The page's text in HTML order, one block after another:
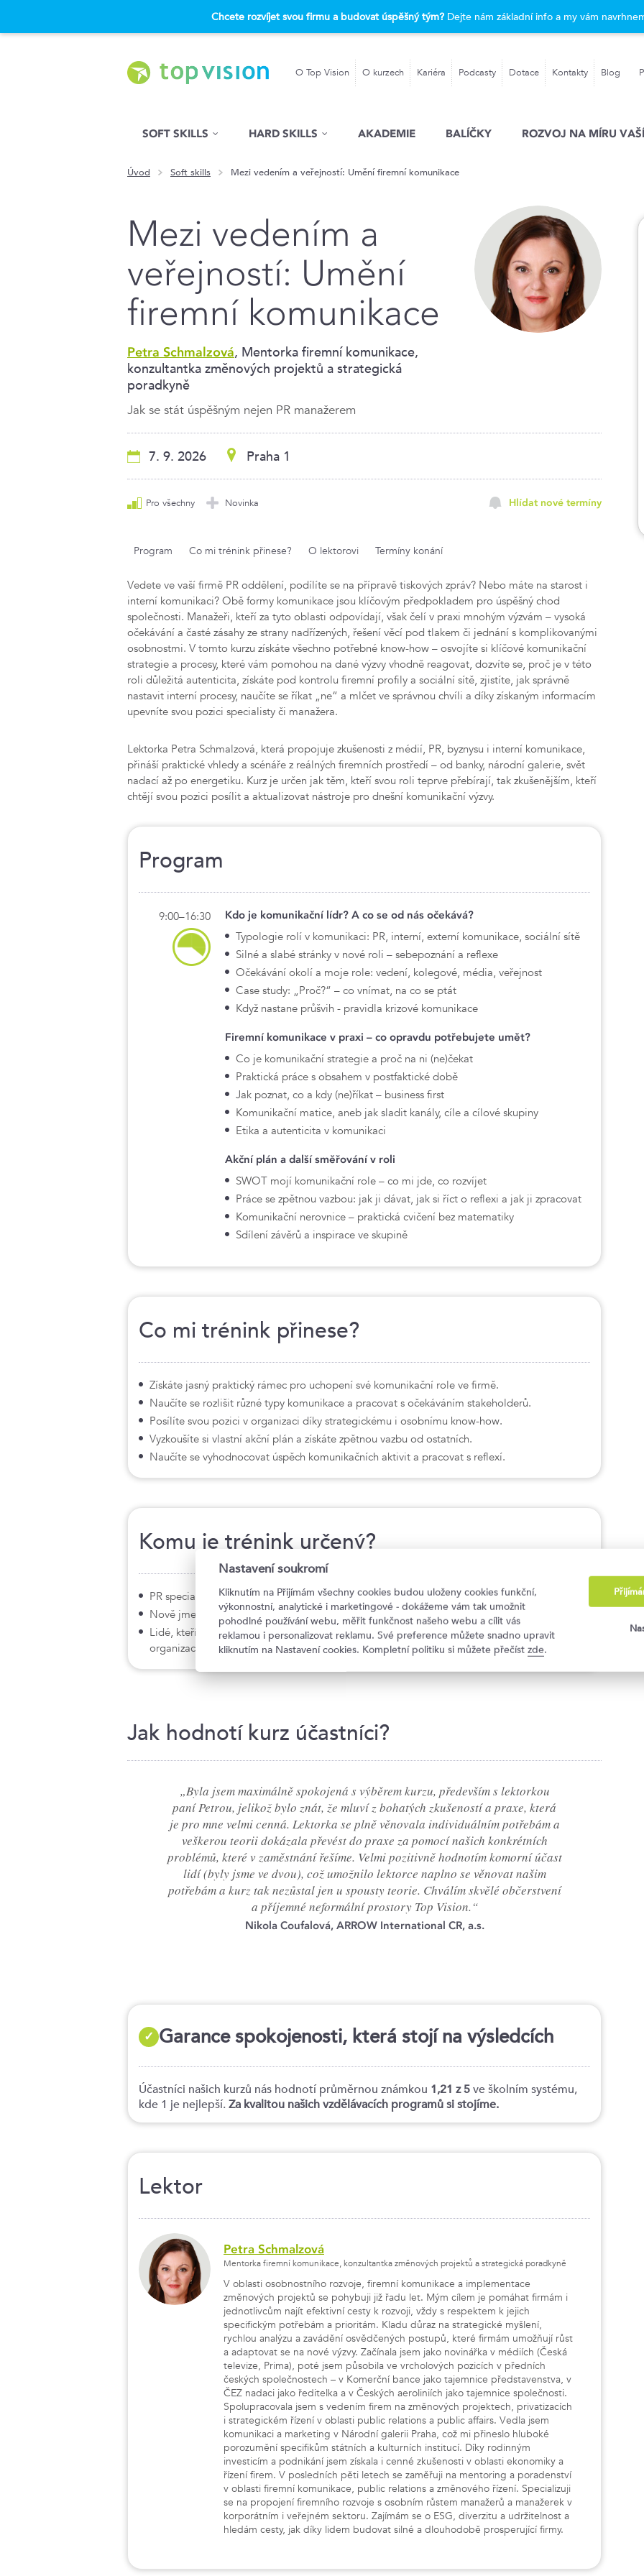
Chcete rozvíjet svou firmu a budovat úspěšný tým?Dejte nám základní info a my vám
O Top Vision O kurzech Kariéra Podcasty Dotace Kontakty Blog
SOFT SKILLS HARD SKILLS AKADEMIE BALÍČKY ROZVOJ NA MÍRU
Úvod Soft skills Mezi vedením a veřejností: Umění firemní komunikace
Mezi vedením a
veřejností: Umění
firemní komunikace
Petra Schmalzová, Mentorka firemní komunikace,
konzultantka změnových projektů a strategická
poradkyně
Jak se stát úspěšným nejen PR manažerem
7. 9. 2026 Praha 1
Pro všechny Novinka Hlídat nové termíny
Program Co mi trénink přinese? O lektorovi Termíny konání
Vedete ve vaší firmě PR oddělení, podílíte se na přípravě tiskových zpráv? Nebo máte na starost i
interní komunikaci? Obě formy komunikace jsou klíčovým předpokladem pro úspěšný chod
společnosti. Manažeři, kteří za tyto oblasti odpovídají, však čelí v praxi mnohým výzvám – vysoká
očekávání a časté zásahy ze strany nadřízených, řešení věcí pod tlakem či jednání s komplikovanými
osobnostmi. V tomto kurzu získáte všechno potřebné know-how – osvojíte si klíčové komunikační
strategie a procesy, které vám pomohou na dané výzvy vhodně reagovat, dozvíte se, proč je v této
roli důležitá autenticita, získáte pod kontrolu firemní profily a sociální sítě, zjistíte, jak správně
nastavit interní procesy, naučíte se říkat „ne“ a mlčet ve správnou chvíli a díky získaným informacím
upevníte svou pozici specialisty či manažera.
Lektorka Petra Schmalzová, která propojuje zkušenosti z médií, PR, byznysu i interní komunikace,
přináší praktické vhledy a scénáře z reálných firemních prostředí – od banky, národní galerie, svět
nadací až po energetiku. Kurz je určen jak těm, kteří svou roli teprve přebírají, tak zkušenějším, kteří
chtějí svou pozici posílit a aktualizovat nástroje pro dnešní komunikační výzvy.
Program
9:00–16:30
Kdo je komunikační lídr? A co se od nás očekává?
Typologie rolí v komunikaci: PR, interní, externí komunikace, sociální sítě
Silné a slabé stránky v nové roli – sebepoznání a reflexe
Očekávání okolí a moje role: vedení, kolegové, média, veřejnost
Case study: „Proč?“ – co vnímat, na co se ptát
Když nastane průšvih - pravidla krizové komunikace
Firemní komunikace v praxi – co opravdu potřebujete umět?
Co je komunikační strategie a proč na ni (ne)čekat
Praktická práce s obsahem v postfaktické době
Jak poznat, co a kdy (ne)říkat – business first
Komunikační matice, aneb jak sladit kanály, cíle a cílové skupiny
Etika a autenticita v komunikaci
Akční plán a další směřování v roli
SWOT mojí komunikační role – co mi jde, co rozvíjet
Práce se zpětnou vazbou: jak ji dávat, jak si říct o reflexi a jak ji zpracovat
Komunikační nerovnice – praktická cvičení bez matematiky
Sdílení závěrů a inspirace ve skupině
Co mi trénink přinese?
Získáte jasný praktický rámec pro uchopení své komunikační role ve firmě.
Naučíte se rozlišit různé typy komunikace a pracovat s očekáváním stakeholderů.
Posílíte svou pozici v organizaci díky strategickému i osobnímu know-how.
Vyzkoušíte si vlastní akční plán a získáte zpětnou vazbu od ostatních.
Naučíte se vyhodnocovat úspěch komunikačních aktivit a pracovat s reflexí.
Komu je trénink určený?
PR specialisté, tiskoví mluvčí, komunikační koordinátoři
Nově jmenovaní manažeři interní a externí komunikace
Lidé, kteří přebírají odpovědnost za komunikační agendu ve firmách, institucích, neziskových
organizacích
Jak hodnotí kurz účastníci?
„Byla jsem maximálně spokojená s výběrem kurzu, především s lektorkou
paní Petrou, jelikož bylo znát, že mluví z bohatých zkušeností a praxe, která
je pro mne velmi cenná. Lektorka se plně věnovala individuálním potřebám a
veškerou teorii dokázala převést do praxe za pomocí našich konkrétních
problémů, které v zaměstnání řešíme. Velmi pozitivně hodnotím komorní účast
lidí (byly jsme ve dvou), což umožnilo lektorce naplno se věnovat našim
potřebám a kurz tak nezůstal jen u spousty teorie. Chválím skvělé občerstvení
a příjemné neformální prostory Top Vision.“
Nikola Coufalová, ARROW International CR, a.s.
✓ Garance spokojenosti, která stojí na výsledcích
Účastníci našich kurzů nás hodnotí průměrnou známkou 1,21 z 5ve školním systému,
kde 1 je nejlepší. Za kvalitou našich vzdělávacích programů si stojíme.
Lektor
Petra Schmalzová
Mentorka firemní komunikace, konzultantka změnových projektů a strategická poradkyně
V oblasti osobnostního rozvoje, firemní komunikace a implementace
změnových projektů se pohybuji již řadu let. Mým cílem je pomáhat firmám i
jednotlivcům najít efektivní cesty k rozvoji, vždy s respektem k jejich
specifickým potřebám a prioritám. Kladu důraz na strategické myšlení,
rychlou analýzu a zavádění osvědčených postupů, které firmám umožňují růst
a adaptovat se na nové výzvy. Začínala jsem jako novinářka v médiích (Česká
televize, Prima), poté jsem působila ve vrcholových pozicích v předních
českých společnostech – v Komerční bance jako tajemnice představenstva, v
ČEZ nadaci jako ředitelka a v Českých aeroliniích jako tajemnice společnosti.
Spolupracovala jsem s vedením firem na změnových projektech, privatizacích
i strategickém řízení v oblasti public relations a public affairs. Vedla jsem
komunikaci a marketing v Národní galerii Praha, což mi přineslo hluboké
porozumění specifikům státních a kulturních institucí. Díky rodinným
investicím a podnikání jsem získala i cenné zkušenosti v oblasti ekonomiky a
řízení firem. V posledních pěti letech se zaměřuji na mentoring a poradenství
v oblasti firemní komunikace, public relations a změnového řízení. Specializuji
se na propojení firemního rozvoje s osobním růstem manažerů a manažerek v
korporátním i veřejném sektoru. Zajímám se o ESG, diverzitu a udržitelnost a
hledám cesty, jak díky lidem budovat silné a dlouhodobě prosperující firmy.
Nastavení soukromí
Kliknutím na Přijímám všechny cookies budou uloženy cookies funkční,
výkonnostní, analytické i marketingové - dokážeme vám tak umožnit
pohodlné používání webu, měřit funkčnost našeho webu a cílit vás
reklamou i personalizovat reklamu. Své preference můžete snadno upravit
kliknutím na Nastavení cookies. Kompletní politiku si můžete přečíst zde.